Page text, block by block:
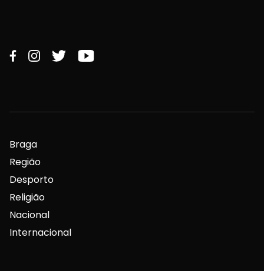
Braga
Região
Desporto
Religião
Nacional
Internacional